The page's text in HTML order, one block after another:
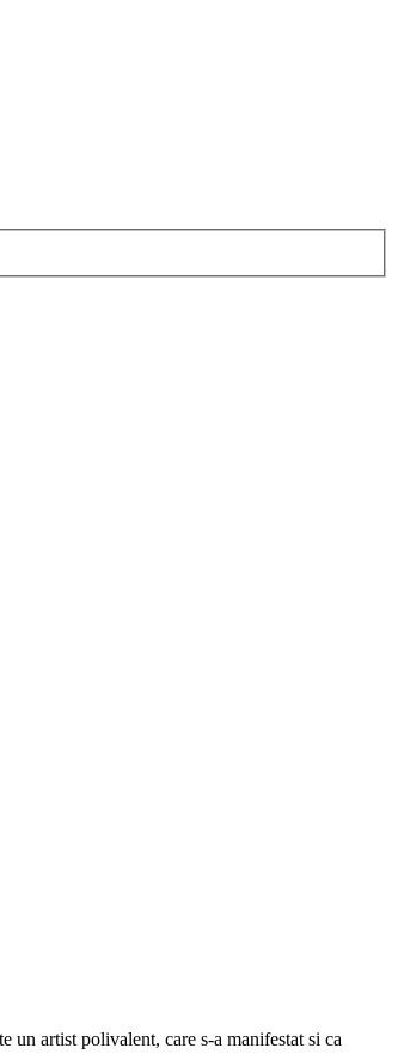
artist polivalent, care s-a manifestat si ca